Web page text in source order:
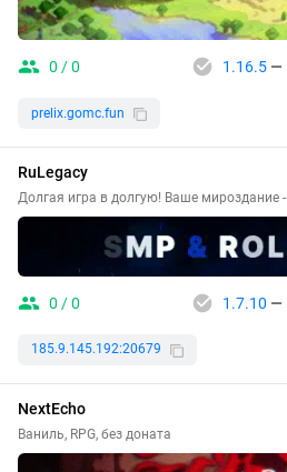
0 / 0 1.16.5—
prelix.gomc.fun
RuLegacy
Долгая игра в долгую! Ваше мироздание
0 / 0 1.7.10 —
185.9.145.192:20679
NextEcho
Ваниль, RPG, без доната